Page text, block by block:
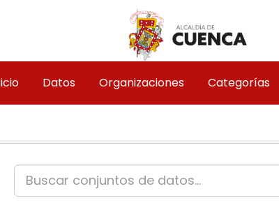
Datos Organizaciones Categorías